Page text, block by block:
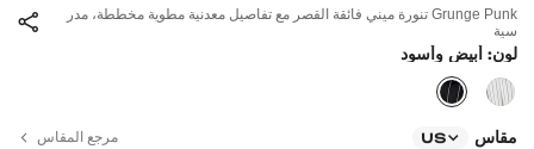
Grunge Punk تنورة ميني فائقة القصر مع تفاصيل معدنية مطوية مخططة، مدر
سية
لون: أبيض وأسود
مقاس US مرجع المقاس